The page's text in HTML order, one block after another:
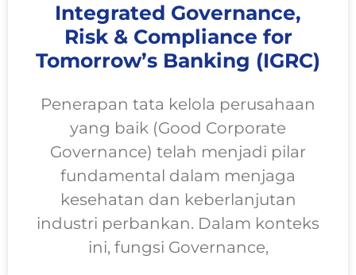
Integrated Governance,
Risk & Compliance for
Tomorrow’s Banking (IGRC)
Penerapan tata kelola perusahaan
yang baik (Good Corporate
Governance) telah menjadi pilar
fundamental dalam menjaga
kesehatan dan keberlanjutan
industri perbankan. Dalam konteks
ini, fungsi Governance,